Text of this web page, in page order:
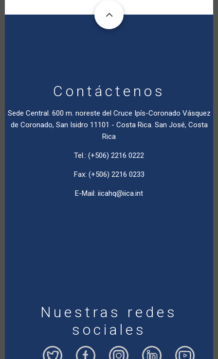
Contáctenos
Sede Central. 600 m. noreste del Cruce Ipís-Coronado Vásquez
de Coronado, San Isidro 11101 - Costa Rica. San José, Costa
Rica
Tel.: (+506) 2216 0222
Fax: (+506) 2216 0233
E-Mail: iicahq@iica.int
Nuestras redes
sociales